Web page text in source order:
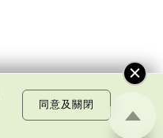
同意及關閉